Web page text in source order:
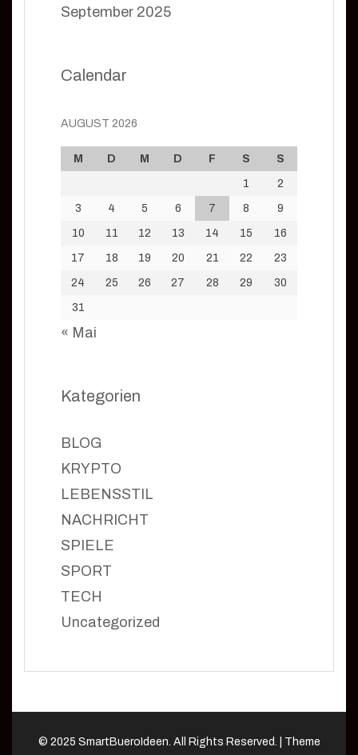
September 2025
Calendar
AUGUST 2026
M D M D F S S
1 2
3 4 5 6 7 8 9
10 11 12 13 14 15 16
17 18 19 20 21 22 23
24 25 26 27 28 29 30
31
« Mai
Kategorien
BLOG
KRYPTO
LEBENSSTIL
NACHRICHT
SPIELE
SPORT
TECH
Uncategorized
© 2025 SmartBueroIdeen. All Rights Reserved. | Theme